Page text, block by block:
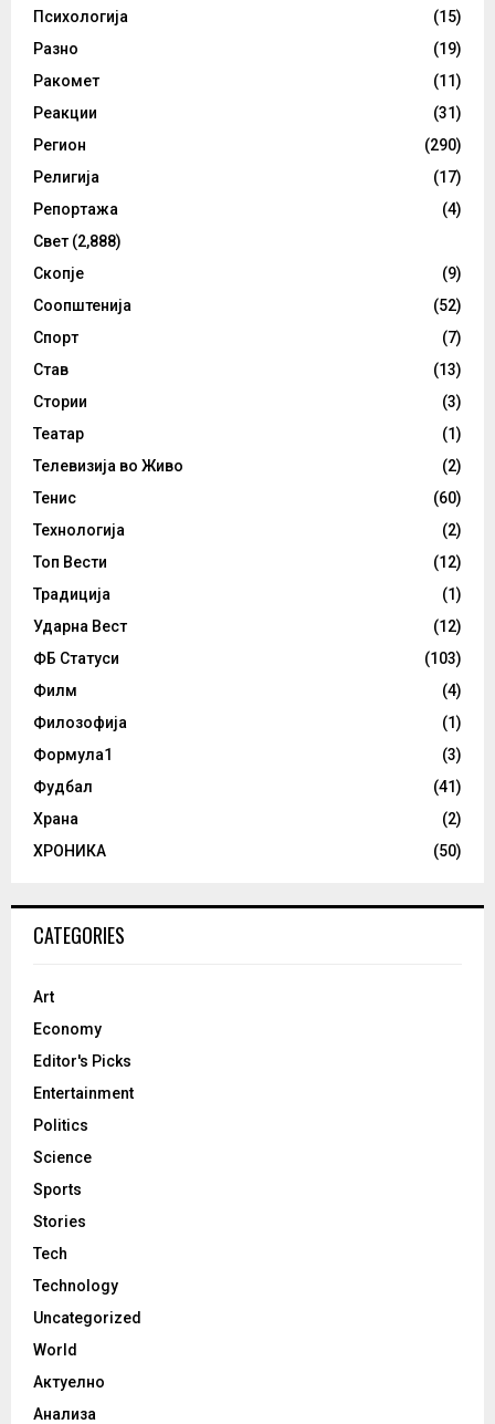
Психологија
(15)
Разно
(19)
Ракомет
(11)
Реакции
(31)
Регион
(290)
Религија
(17)
Репортажа
(4)
Свет (2,888)
Скопје
(9)
Соопштенија
(52)
Спорт
(7)
Став
(13)
Стории
(3)
Театар
(1)
Телевизија во Живо
(2)
Тенис
(60)
Технологија
(2)
Топ Вести
(12)
Традиција
(1)
Ударна Вест
(12)
ФБ Статуси
(103)
Филм
(4)
Филозофија
(1)
Формула1
(3)
Фудбал
(41)
Храна
(2)
ХРОНИКА
(50)
CATEGORIES
Art
Economy
Editor's Picks
Entertainment
Politics
Science
Sports
Stories
Tech
Technology
Uncategorized
World
Актуелно
Анализа